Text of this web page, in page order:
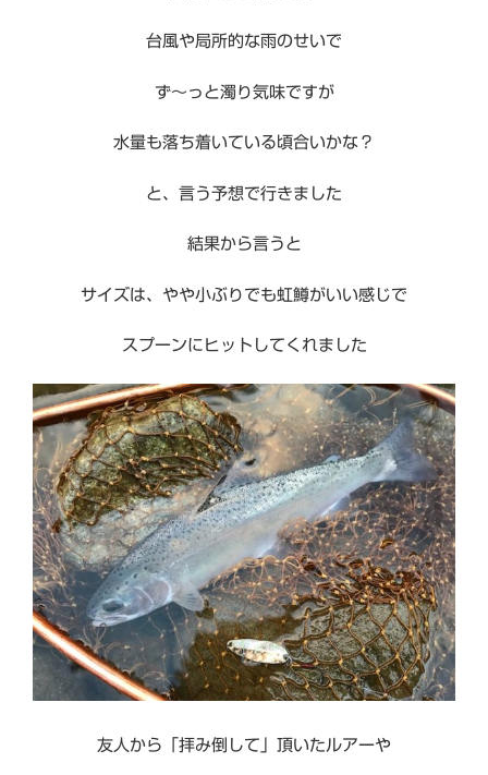
台風や局所的な雨のせいで
ず〜っと濁り気味ですが
水量も落ち着いている頃合いかな？
と、言う予想で行きました
結果から言うと
サイズは、やや小ぶりでも虹鱒がいい感じで
スプーンにヒットしてくれました
友人から「拝み倒して」頂いたルアーや